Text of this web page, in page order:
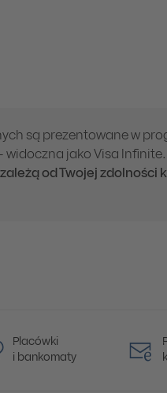
są prezentowane w
widoczna jako Visa Infinite.
od Twojej zdolności
Placówki
i bankomaty